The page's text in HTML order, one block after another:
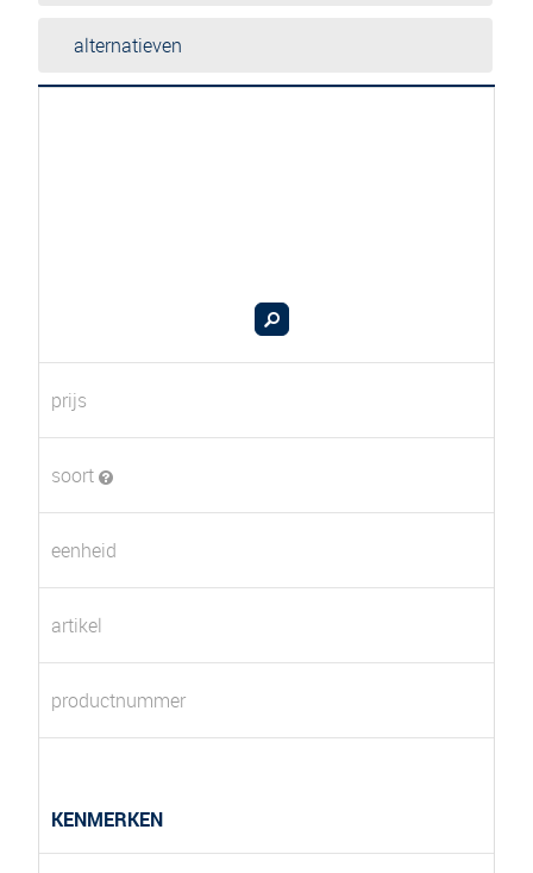
alternatieven
prijs
soort
eenheid
artikel
productnummer
KENMERKEN